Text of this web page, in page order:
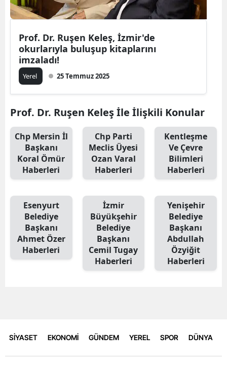
Prof. Dr. Ruşen Keleş, İzmir'de
okurlarıyla buluşup kitaplarını
imzaladı!
Yerel 25 Temmuz 2025
Prof. Dr. Ruşen Keleş İle İlişkili Konular
Chp Mersin İl
Başkanı
Koral Ömür
Haberleri
Chp Parti
Meclis Üyesi
Ozan Varal
Haberleri
Kentleşme
Ve Çevre
Bilimleri
Haberleri
Esenyurt
Belediye
Başkanı
Ahmet Özer
Haberleri
İzmir
Büyükşehir
Belediye
Başkanı
Cemil Tugay
Haberleri
Yenişehir
Belediye
Başkanı
Abdullah
Özyiğit
Haberleri
SİYASET EKONOMİ GÜNDEM YEREL SPOR DÜNYA